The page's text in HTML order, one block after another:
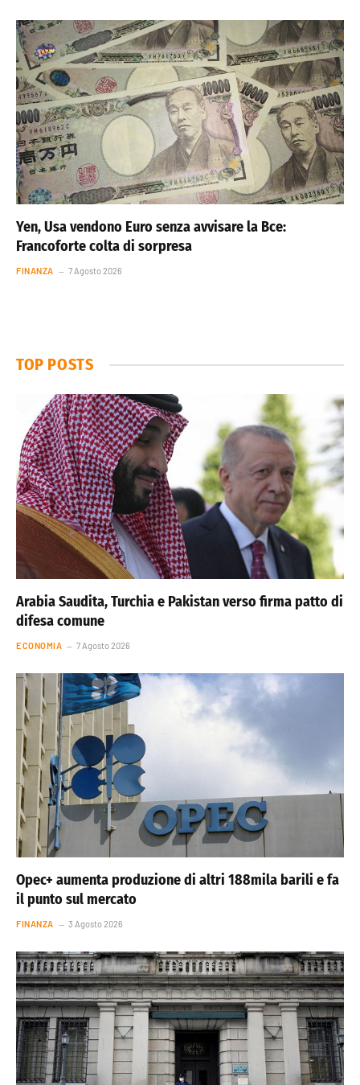
Yen, Usa vendono Euro senza avvisare la Bce:
Francoforte colta di sorpresa
FINANZA 7 Agosto 2026
TOP POSTS
Arabia Saudita, Turchia e Pakistan verso firma patto di
difesa comune
ECONOMIA 7 Agosto 2026
Opec+ aumenta produzione di altri 188mila barili e fa
il punto sul mercato
FINANZA 3 Agosto 2026